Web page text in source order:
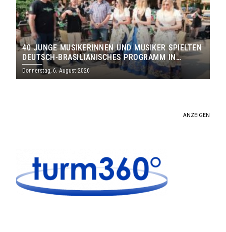
40 JUNGE MUSIKERINNEN UND MUSIKER SPIELTEN
DEUTSCH-BRASILIANISCHES PROGRAMM IN
THOLEY
Donnerstag, 6. August 2026
ANZEIGEN